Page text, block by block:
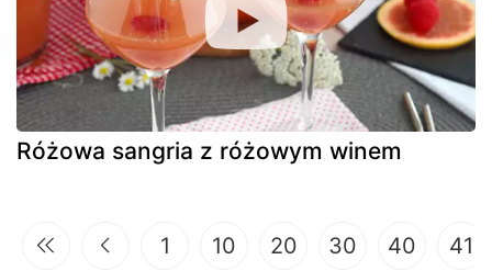
Różowa sangria z różowym winem
1 10 20 30 40 41